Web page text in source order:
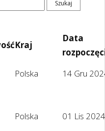
Kraj
Data
Polska 14 Gru
Polska 01 Lis 2024